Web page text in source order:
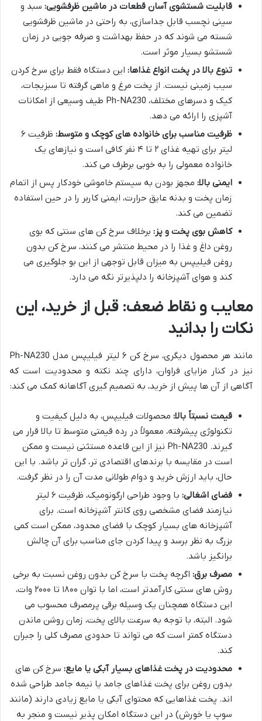
قابلیت شستشوی آسان قطعات در ماشین ظرفشویی: سبد و
سینی نچسب قابل جداسازی، به راحتی در ماشین ظرفشویی
شسته می شوند که در حفظ بهداشت و صرفه جویی در زمان
شستشو بسیار موثر است.
تنوع بالا در پخت انواع غذاها: این دستگاه فقط برای سرخ کردن
سیب زمینی نیست. از پخت مرغ و ماهی گرفته تا سبزیجات،
کیک و دسرهای مختلف، Ph-NA230 طیف وسیعی از امکانات
آشپزی را ارائه می دهد.
ظرفیت مناسب برای خانواده های کوچک و متوسط:
ظرفیت ۶
لیتر برای تهیه غذای ۲ تا ۴ نفر کافی است و نیازهای یک
خانواده معمولی را به خوبی برطرف می کند.
ایمنی بالا: مجهز بودن به سیستم خاموشی خودکار پس از اتمام
زمان پخت و بدنه عایق حرارت، ایمنی کاربر را در حین استفاده
تضمین می کند.
کاهش بوی پخت و پز: برخلاف سرخ کن های سنتی که بوی
روغن داغ و غذا را در محیط منتشر می کنند، سرخ کن بدون
روغن فیلیپس به میزان قابل توجهی از این بو جلوگیری می
کند و هوای آشپزخانه را دلپذیرتر نگه می دارد.
معایب و نقاط ضعف: قبل از خرید، این
نکات را بدانید
مانند هر محصول دیگری، سرخ کن ۶ لیتر فیلیپس مدل Ph-NA230
نیز در کنار مزایای فراوان، دارای چند نکته و محدودیت است که
آگاهی از آن ها پیش از خرید، به تصمیم گیری آگاهانه کمک می کند:
قیمت نسبتاً بالا: محصولات فیلیپس، به دلیل کیفیت و
تکنولوژی پیشرفته، معمولاً در رده قیمتی متوسط تا بالا قرار می
گیرند. Ph-NA230 نیز از این قاعده مستثنی نیست و ممکن
است در مقایسه با برندهای اقتصادی تر، گران تر باشد. با این
حال، باید ارزش خرید و دوام طولانی مدت آن را در نظر گرفت.
فضای اشغالی:
با وجود طراحی ارگونومیک، ظرفیت ۶ لیتر
نیازمند فضای مشخصی روی کانتر آشپزخانه است. برای
آشپزخانه های بسیار کوچک با فضای محدود، ممکن است کمی
بزرگ به نظر برسد و پیدا کردن جای مناسب برای آن چالش
برانگیز باشد.
مصرف برق: اگرچه پخت با سرخ کن بدون روغن نسبت به برخی
روش های سنتی کارآمدتر است، اما با توان ۱۸۰۰ تا ۲۰۰۰ وات،
این دستگاه همچنان یک وسیله برقی پرمصرف محسوب می
شود. البته، با توجه به سرعت بالای پخت، زمان روشن ماندن
دستگاه کمتر است که می تواند تا حدودی مصرف کلی را جبران
کند.
محدودیت در پخت غذاهای بسیار آبکی یا مایع: سرخ کن های
بدون روغن برای پخت غذاهای جامد یا نیمه جامد طراحی شده
اند. پخت غذاهایی که محتوای آبکی یا مایع زیادی دارند (مانند
سوپ یا خورش) در این دستگاه امکان پذیر نیست و منجر به